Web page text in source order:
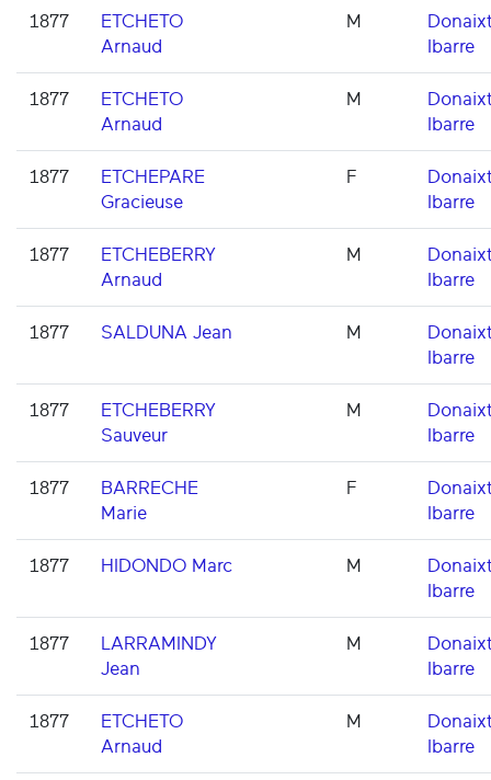
1877
ETCHETO
Arnaud
M
Ibarre
1877
ETCHETO
Arnaud
M
Ibarre
1877
ETCHEPARE
Gracieuse
F
Ibarre
1877
ETCHEBERRY
Arnaud
M
Ibarre
1877 SALDUNA Jean M
Ibarre
1877
ETCHEBERRY
Sauveur
M
Ibarre
1877
BARRECHE
Marie
F
Ibarre
1877 HIDONDO Marc M
Ibarre
1877
LARRAMINDY
Jean
M
Ibarre
1877
ETCHETO
Arnaud
M
Ibarre